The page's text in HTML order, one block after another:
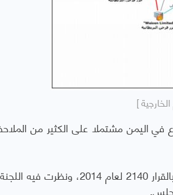
]
في اليمن مشتملا على الكثير من
ويأتي التقرير في صيغته النهائية بعد عرضه على لجنة مجلس الأمن المنشأة بالقرار 2140 لعام